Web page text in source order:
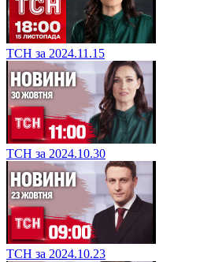
ТСН за 2024.11.15
ТСН за 2024.10.30
ТСН за 2024.10.23